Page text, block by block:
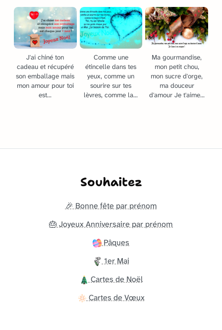
J'ai chiné ton
cadeau et récupéré
son emballage mais
mon amour pour toi
est...
Comme une
étincelle dans tes
yeux, comme un
sourire sur tes
lèvres, comme la...
Ma gourmandise,
mon petit chou,
mon sucre d'orge,
ma douceur
d'amour Je t'aime...
Souhaitez
🎉 Bonne fête par prénom
🎂 Joyeux Anniversaire par prénom
Pâques
1er Mai
Cartes de Noël
Cartes de Vœux